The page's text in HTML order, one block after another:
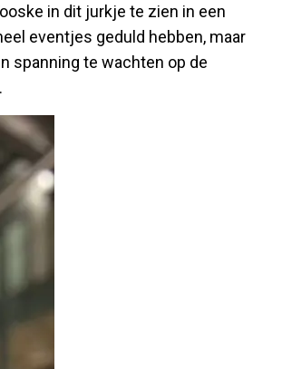
in dit jurkje te zien in een
eventjes geduld hebben, maar
spanning te wachten op de